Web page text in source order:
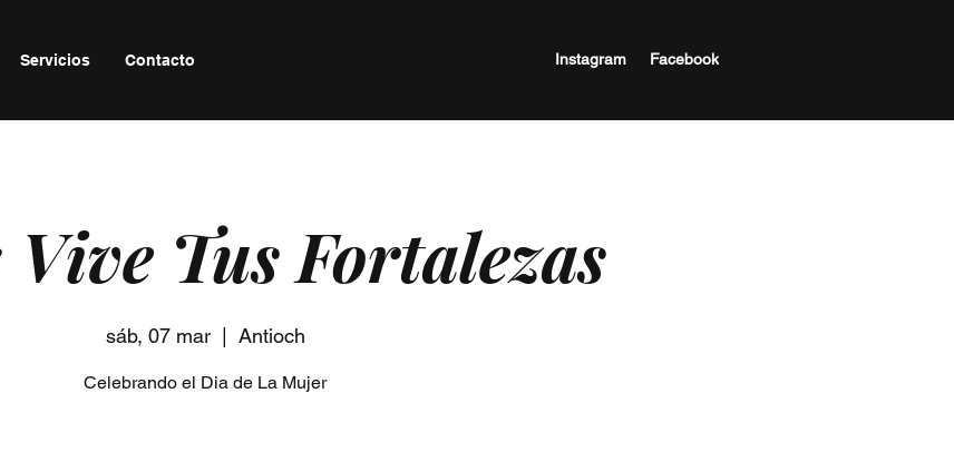
Servicios Contacto Instagram Facebook
Tus Fortalezas
sáb, 07 mar
  |
Antioch
Celebrando el Dia de La Mujer